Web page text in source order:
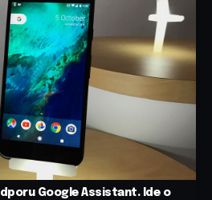
Google Assistant. Ide o